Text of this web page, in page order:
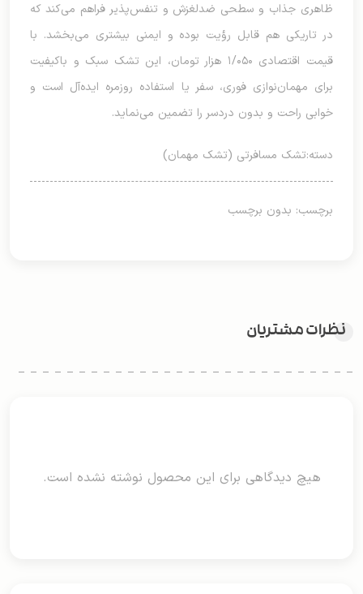
ظاهری جذاب و سطحی ضدلغزش و تنفس‌پذیر فراهم می‌کند که
در تاریکی هم قابل رؤیت بوده و ایمنی بیشتری می‌بخشد. با
قیمت اقتصادی ۱/۰۵۰ هزار تومان، این تشک سبک و باکیفیت
برای مهمان‌نوازی فوری، سفر یا استفاده روزمره ایده‌آل است و
خوابی راحت و بدون دردسر را تضمین می‌نماید.
دسته:تشک مسافرتی (تشک مهمان)
برچسب: بدون برچسب
نظرات مشتریان
هیچ دیدگاهی برای این محصول نوشته نشده است.